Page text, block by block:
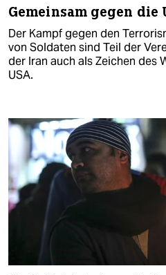
Gemeinsam gegen die
Der Kampf gegen den
von Soldaten sind Teil der
der Iran auch als Zeichen des
USA.